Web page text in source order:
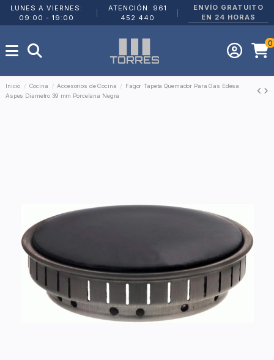
LUNES A VIERNES:
09:00 - 19:00
ATENCIÓN: 961
452 440
ENVÍO GRATUITO
EN 24 HORAS
0
Inicio Cocina Accesorios de Cocina
Fagor Tapeta Quemador Para Gas Edesa
Aspes Diametro 39 mm Porcelana Negra